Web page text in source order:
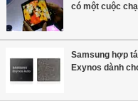
có một cuộc
Samsung hợp
Exynos dành